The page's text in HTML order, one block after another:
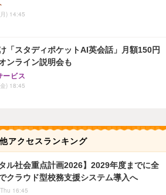
) 14:45
「スタディポケットAI英会話」月額150円
ンライン説明会も
ービス
) 18:45
アクセスランキング
タル社会重点計画2026】2029年度までに全
クラウド型校務支援システム導入へ
16:45